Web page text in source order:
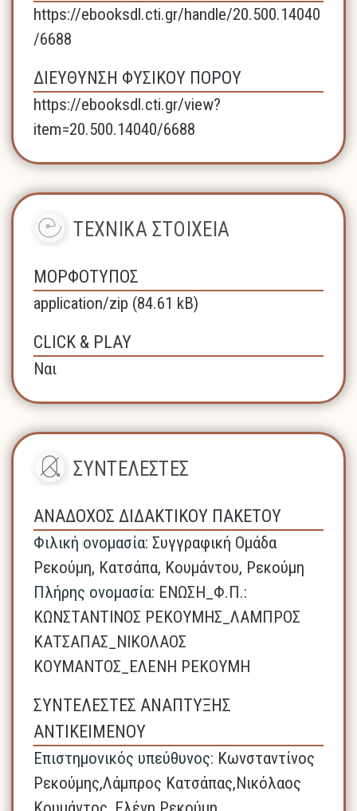
https://ebooksdl.cti.gr/handle/20.500.14040
/6688
ΔΙΕΥΘΥΝΣΗ ΦΥΣΙΚΟΥ ΠΟΡΟΥ
https://ebooksdl.cti.gr/view?
item=20.500.14040/6688
ΤΕΧΝΙΚΑ ΣΤΟΙΧΕΙΑ
ΜΟΡΦΟΤΥΠΟΣ
application/zip (84.61 kB)
CLICK & PLAY
Ναι
ΣΥΝΤΕΛΕΣΤΕΣ
ΑΝΑΔΟΧΟΣ ΔΙΔΑΚΤΙΚΟΥ ΠΑΚΕΤΟΥ
Φιλική ονομασία: Συγγραφική Ομάδα
Ρεκούμη, Κατσάπα, Κουμάντου, Ρεκούμη
Πλήρης ονομασία: ΕΝΩΣΗ_Φ.Π.:
ΚΩΝΣΤΑΝΤΙΝΟΣ ΡΕΚΟΥΜΗΣ_ΛΑΜΠΡΟΣ
ΚΑΤΣΑΠΑΣ_ΝΙΚΟΛΑΟΣ
ΚΟΥΜΑΝΤΟΣ_ΕΛΕΝΗ ΡΕΚΟΥΜΗ
ΣΥΝΤΕΛΕΣΤΕΣ ΑΝΑΠΤΥΞΗΣ
ΑΝΤΙΚΕΙΜΕΝΟΥ
Επιστημονικός υπεύθυνος: Κωνσταντίνος
Ρεκούμης,Λάμπρος Κατσάπας,Νικόλαος